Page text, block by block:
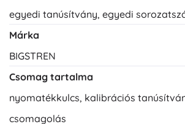
egyedi tanúsítvány, egyedi
Márka
BIGSTREN
Csomag tartalma
nyomatékkulcs, kalibrációs
csomagolás